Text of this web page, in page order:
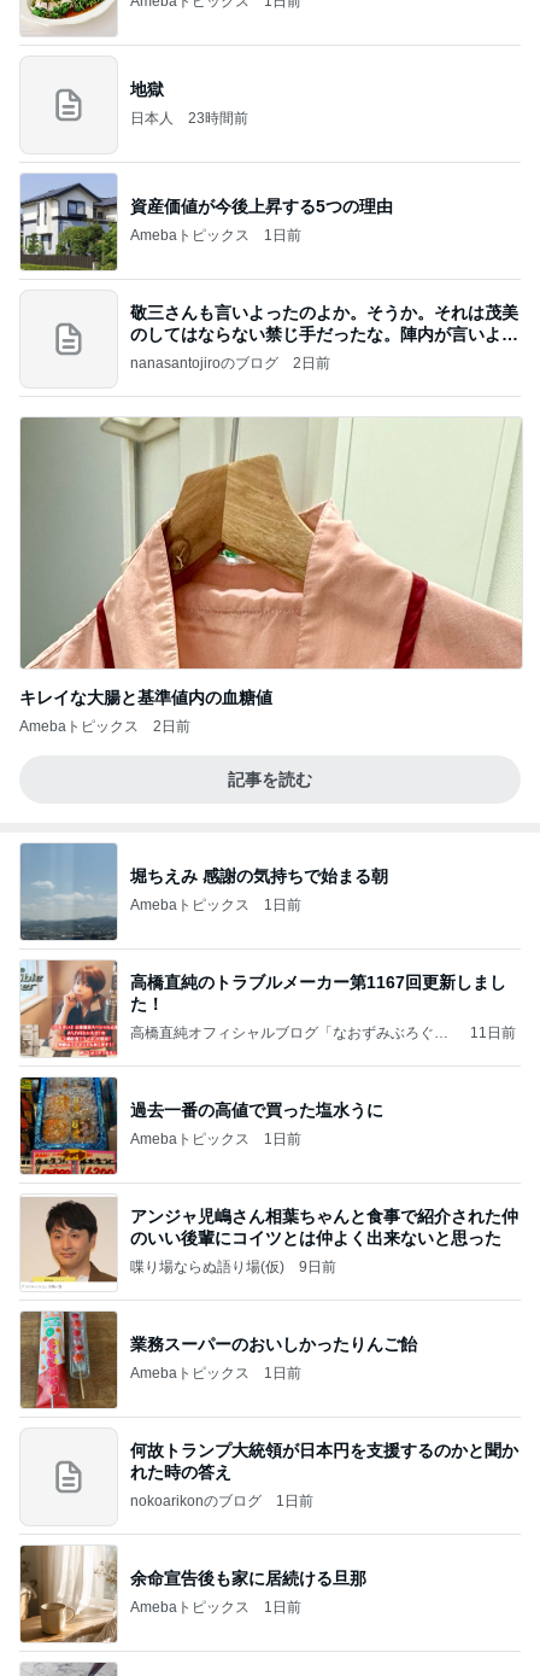
地獄
日本人 23時間前
資産価値が今後上昇する5つの理由
Amebaトピックス 1日前
敬三さんも言いよったのよか。そうか。それは茂美
のしてはならない禁じ手だったな。陣内が言いよる
のよ
nanasantojiroのブログ 2日前
キレイな大腸と基準値内の血糖値
Amebaトピックス 2日前
記事を読む
堀ちえみ 感謝の気持ちで始まる朝
Amebaトピックス 1日前
高橋直純のトラブルメーカー第1167回更新しまし
た！
高橋直純オフィシャルブログ「なおずみぶろぐ」
11日前
過去一番の高値で買った塩水うに
Amebaトピックス 1日前
アンジャ児嶋さん相葉ちゃんと食事で紹介された仲
のいい後輩にコイツとは仲よく出来ないと思った
喋り場ならぬ語り場(仮) 9日前
業務スーパーのおいしかったりんご飴
Amebaトピックス 1日前
何故トランプ大統領が日本円を支援するのかと聞か
れた時の答え
nokoarikonのブログ 1日前
余命宣告後も家に居続ける旦那
Amebaトピックス 1日前